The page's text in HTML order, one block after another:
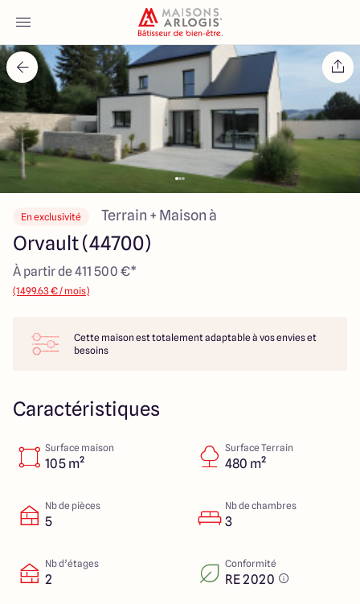
Accueil
Nos maisons
Nos annonces
Votre projet
Qui sommes-nous
Maisons ARLOGIS Nantes
4.7 4.7
En exclusivité Terrain + Maison à
Orvault (44700)
À partir de 411 500 €*
(1499.63 € / mois)
Cette maison est totalement adaptable à vos envies et
besoins
Caractéristiques
Surface maison
105 m²
Surface Terrain
480 m²
Nb de pièces
5
Nb de chambres
3
Nb d’étages
2
Conformité
RE 2020